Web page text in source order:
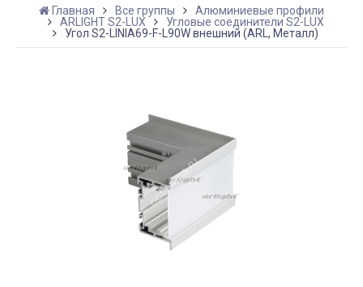
Главная Все группы
Алюминиевые профили
ARLIGHT S2-LUX
Угловые соединители S2-LUX
Угол S2-LINIA69-F-L90W внешний (ARL, Металл)